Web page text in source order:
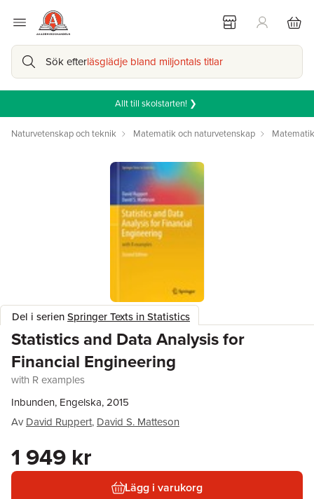
Sök efterläsglädje bland miljontals titlar
Allt till skolstarten! ❯
Naturvetenskap och teknik Matematik och naturvetenskap Matematik
Del i serienSpringer Texts in Statistics
Statistics and Data Analysis for
Financial Engineering
with R examples
Inbunden, Engelska, 2015
Av David Ruppert, David S. Matteson
1 949 kr
Lägg i varukorg